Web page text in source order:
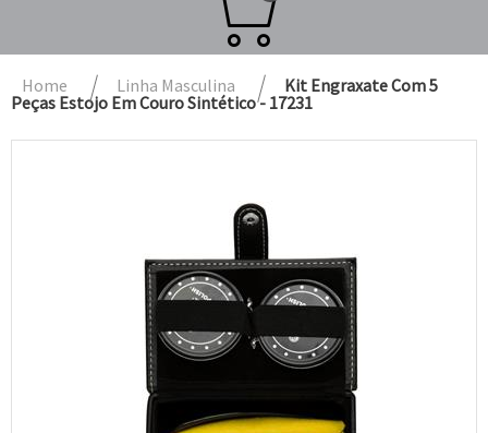
Home Linha Masculina
Kit Engraxate Com 5
Peças Estojo Em Couro Sintético - 17231